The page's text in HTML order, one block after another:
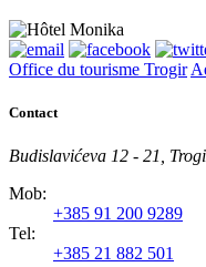
Office du tourisme Trogir
Contact
Budislavićeva 12 - 21,
Mob:
+385 91 200 9289
Tel:
+385 21 882 501